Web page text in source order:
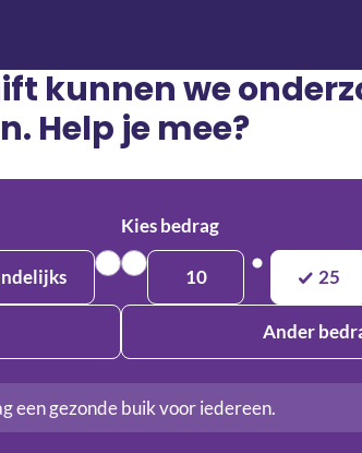
kunnen we
Help je mee?
Kies bedrag
10 25
Ander
een gezonde buik voor iedereen.